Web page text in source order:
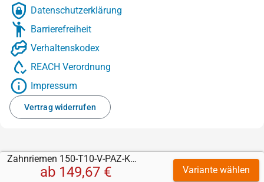
Zahnriemen 150-T10-V-PAZ-Kevlar mit PVC blau (petrol) 1 mm
ab 149,67 € Variante wählen
Datenschutzerklärung
Barrierefreiheit
Verhaltenskodex
REACH Verordnung
Impressum
Vertrag widerrufen